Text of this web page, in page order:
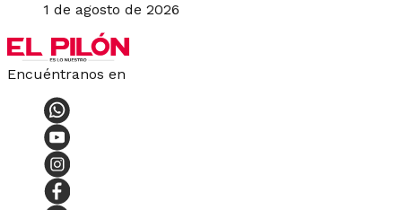
1 de agosto de 2026
Encuéntranos en